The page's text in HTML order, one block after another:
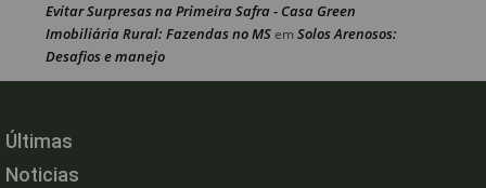
Evitar Surpresas na Primeira Safra - Casa Green
Imobiliária Rural: Fazendas no MSem Solos Arenosos:
Desafios e manejo
Últimas
Noticias